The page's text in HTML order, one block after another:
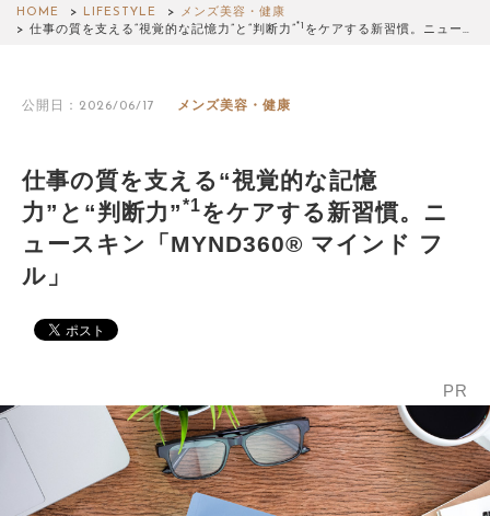
HOME LIFESTYLE
メンズ美容・健康
仕事の質を支える“視覚的な記憶力”と“判断力”*1 をケアする新習慣。ニュー…
公開日：2026/06/17 メンズ美容・健康
仕事の質を支える“視覚的な記憶
力”と“判断力”*1をケアする新習慣。ニ
ュースキン「MYND360® マインド フ
ル」
PR